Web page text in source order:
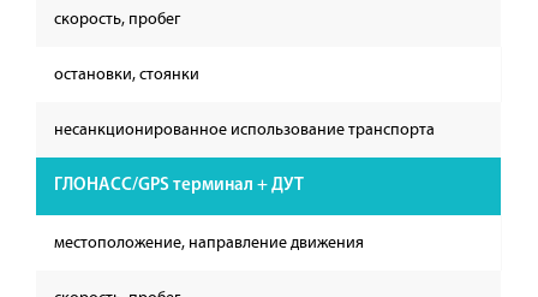
скорость, пробег
остановки, стоянки
несанкционированное использование транспорта
ГЛОНАСС/GPS терминал + ДУТ
местоположение, направление движения